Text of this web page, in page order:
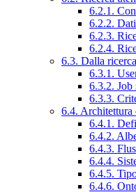
6.2.1.
6.2.2.
6.2.3.
6.2.4.
6.3. Dalla
6.3.1.
6.3.2. Job
6.3.3.
6.4. Architettura
6.4.1.
6.4.2.
6.4.3.
6.4.4.
6.4.5.
6.4.6.